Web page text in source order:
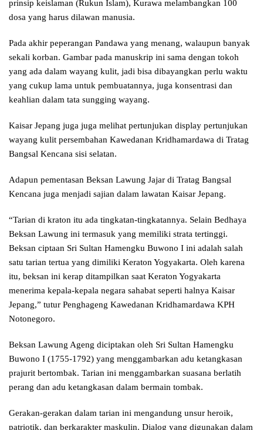
prinsip keislaman (Rukun Islam), Kurawa melambangkan 100
dosa yang harus dilawan manusia.
Pada akhir peperangan Pandawa yang menang, walaupun banyak
sekali korban. Gambar pada manuskrip ini sama dengan tokoh
yang ada dalam wayang kulit, jadi bisa dibayangkan perlu waktu
yang cukup lama untuk pembuatannya, juga konsentrasi dan
keahlian dalam tata sungging wayang.
Kaisar Jepang juga juga melihat pertunjukan display pertunjukan
wayang kulit persembahan Kawedanan Kridhamardawa di Tratag
Bangsal Kencana sisi selatan.
Adapun pementasan Beksan Lawung Jajar di Tratag Bangsal
Kencana juga menjadi sajian dalam lawatan Kaisar Jepang.
“Tarian di kraton itu ada tingkatan-tingkatannya. Selain Bedhaya
Beksan Lawung ini termasuk yang memiliki strata tertinggi.
Beksan ciptaan Sri Sultan Hamengku Buwono I ini adalah salah
satu tarian tertua yang dimiliki Keraton Yogyakarta. Oleh karena
itu, beksan ini kerap ditampilkan saat Keraton Yogyakarta
menerima kepala-kepala negara sahabat seperti halnya Kaisar
Jepang,” tutur Penghageng Kawedanan Kridhamardawa KPH
Notonegoro.
Beksan Lawung Ageng diciptakan oleh Sri Sultan Hamengku
Buwono I (1755-1792) yang menggambarkan adu ketangkasan
prajurit bertombak. Tarian ini menggambarkan suasana berlatih
perang dan adu ketangkasan dalam bermain tombak.
Gerakan-gerakan dalam tarian ini mengandung unsur heroik,
patriotik, dan berkarakter maskulin. Dialog yang digunakan dalam